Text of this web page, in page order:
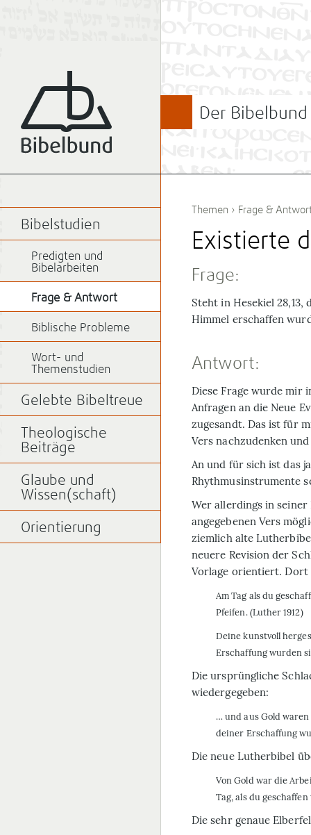
Der Bibelbund
Themen › Frage &
Existierte
Frage:
Steht in Hesekiel 28,13,
Himmel erschaffen
Antwort:
Diese Frage wurde mir
Anfragen an die Neue
zugesandt. Das ist für
Vers nachzudenken
An und für sich ist das
Rhythmusinstrumente
Wer allerdings in
angegebenen Vers
ziemlich alte
neuere Revision der
Vorlage orientiert. Dort
Am Tag als du
Pfeifen. (Luther 1912)
Deine kunstvoll
Erschaffung wurden
Die ursprüngliche
wiedergegeben:
… und aus Gold
deiner Erschaffung
Die neue Lutherbibel
Von Gold war die
Tag, als du
Die sehr genaue
Bibelstudien
Predigten und
Bibelarbeiten
Frage & Antwort
Biblische Probleme
Wort- und
Themenstudien
Gelebte Bibeltreue
Theologische
Beiträge
Glaube und
Wissen(schaft)
Orientierung